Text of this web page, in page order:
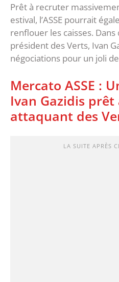
Prêt à recruter
estival, l’ASSE pourrait
renflouer les caisses.
président des Verts, Ivan
négociations pour un joli
Mercato ASSE :
Ivan Gazidis
attaquant des
LA SUITE APRÈS